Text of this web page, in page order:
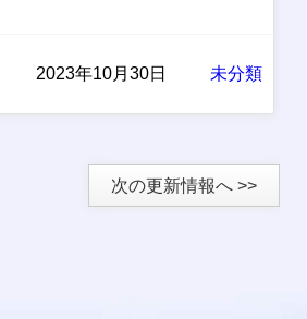
未分類
2023年10月30日
次の更新情報へ >>